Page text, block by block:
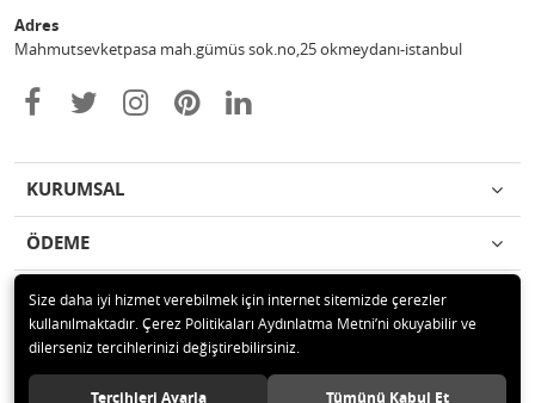
Adres
Mahmutsevketpasa mah.gümüs sok.no,25 okmeydanı-istanbul
KURUMSAL
ÖDEME
İLETİŞİM
© 2020 Metin otomotiv hizmet ve ticaret ltd.şti Tüm hakları saklıdır.
Size daha iyi hizmet verebilmek için internet sitemizde çerezler
kullanılmaktadır. Çerez Politikaları Aydınlatma Metni’ni okuyabilir ve
dilerseniz tercihlerinizi değiştirebilirsiniz.
Tercihleri Ayarla Tümünü Kabul Et